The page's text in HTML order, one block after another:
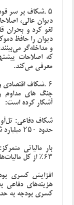
۵.شکاف بر سر
دیوان عالی،
لغو کرد و بحران
دیوان را حافظ
و مداخله‌گر
که اصلاحات
معرفی می‌کند.
۶ .شکاف اقتصادی
جنگ های مداوم
آشکار کرده است:
شکاف دفاعی:
حدود ۲۵۰ میلیارد شکل (حدود ۷۹ میلیارد دلار) نیاز دارد
۶۳٪ از کل مالیات‌های مستقیم را متحمل می‌شود
کسری بودجه به حدود ۵٪ از تولید ناخالص داخلی